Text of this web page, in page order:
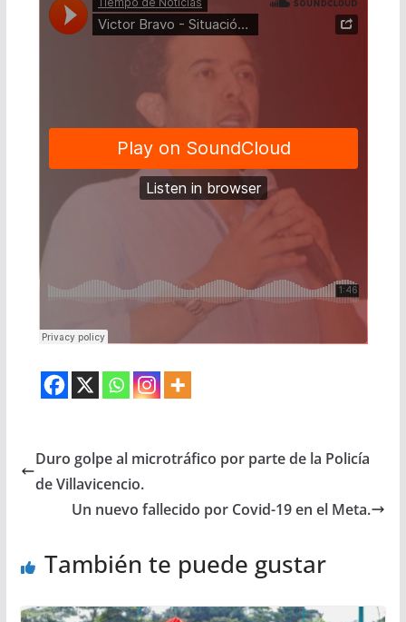
Duro golpe al microtráfico por parte de la Policía
de Villavicencio.
Un nuevo fallecido por Covid-19 en el Meta.
También te puede gustar